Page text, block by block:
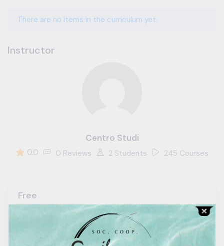
There are no items in the curriculum yet.
Instructor
Centro Studi
0.0 0 Reviews 2 Students 245 Courses
Free
Contact To Request